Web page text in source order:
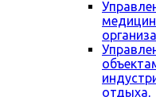
отдыха,